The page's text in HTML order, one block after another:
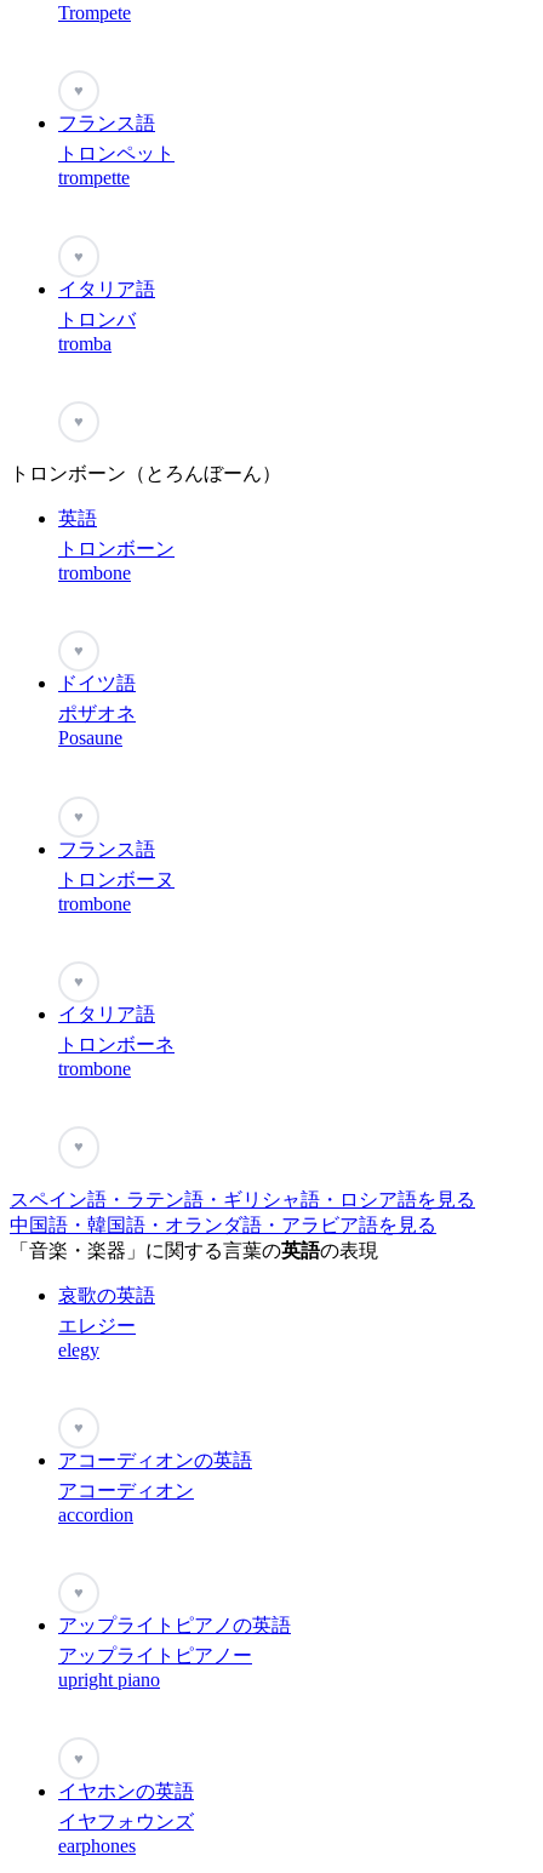
Trompete
♥
フランス語
トロンペット
trompette
♥
イタリア語
トロンバ
tromba
♥
トロンボーン（とろんぼーん）
英語
トロンボーン
trombone
♥
ドイツ語
ポザオネ
Posaune
♥
フランス語
トロンボーヌ
trombone
♥
イタリア語
トロンボーネ
trombone
♥
スペイン語・ラテン語・ギリシャ語・ロシア語を見る
中国語・韓国語・オランダ語・アラビア語を見る
「音楽・楽器」に関する言葉の英語の表現
哀歌の英語
エレジー
elegy
♥
アコーディオンの英語
アコーディオン
accordion
♥
アップライトピアノの英語
アップライトピアノー
upright piano
♥
イヤホンの英語
イヤフォウンズ
earphones